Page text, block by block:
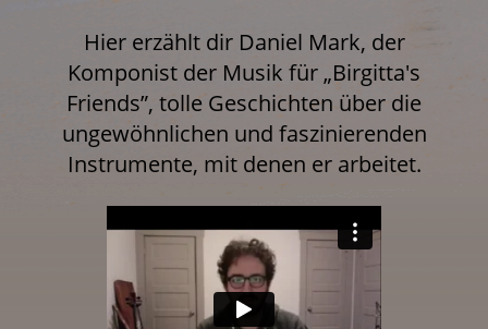
Hier erzählt dir Daniel Mark, der
Komponist der Musik für „Birgitta's
Friends”, tolle Geschichten über die
ungewöhnlichen und faszinierenden
Instrumente, mit denen er arbeitet.